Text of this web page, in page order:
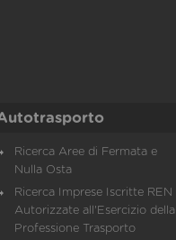
Ricerca Aree di Fermata e
Nulla Osta
Ricerca Imprese Iscritte REN
Autorizzate all'Esercizio della
Professione Trasporto